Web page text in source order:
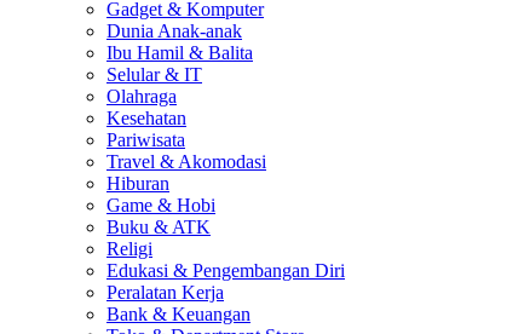
Gadget & Komputer
Dunia Anak-anak
Ibu Hamil & Balita
Selular & IT
Olahraga
Kesehatan
Pariwisata
Travel & Akomodasi
Hiburan
Game & Hobi
Buku & ATK
Religi
Edukasi & Pengembangan Diri
Peralatan Kerja
Bank & Keuangan